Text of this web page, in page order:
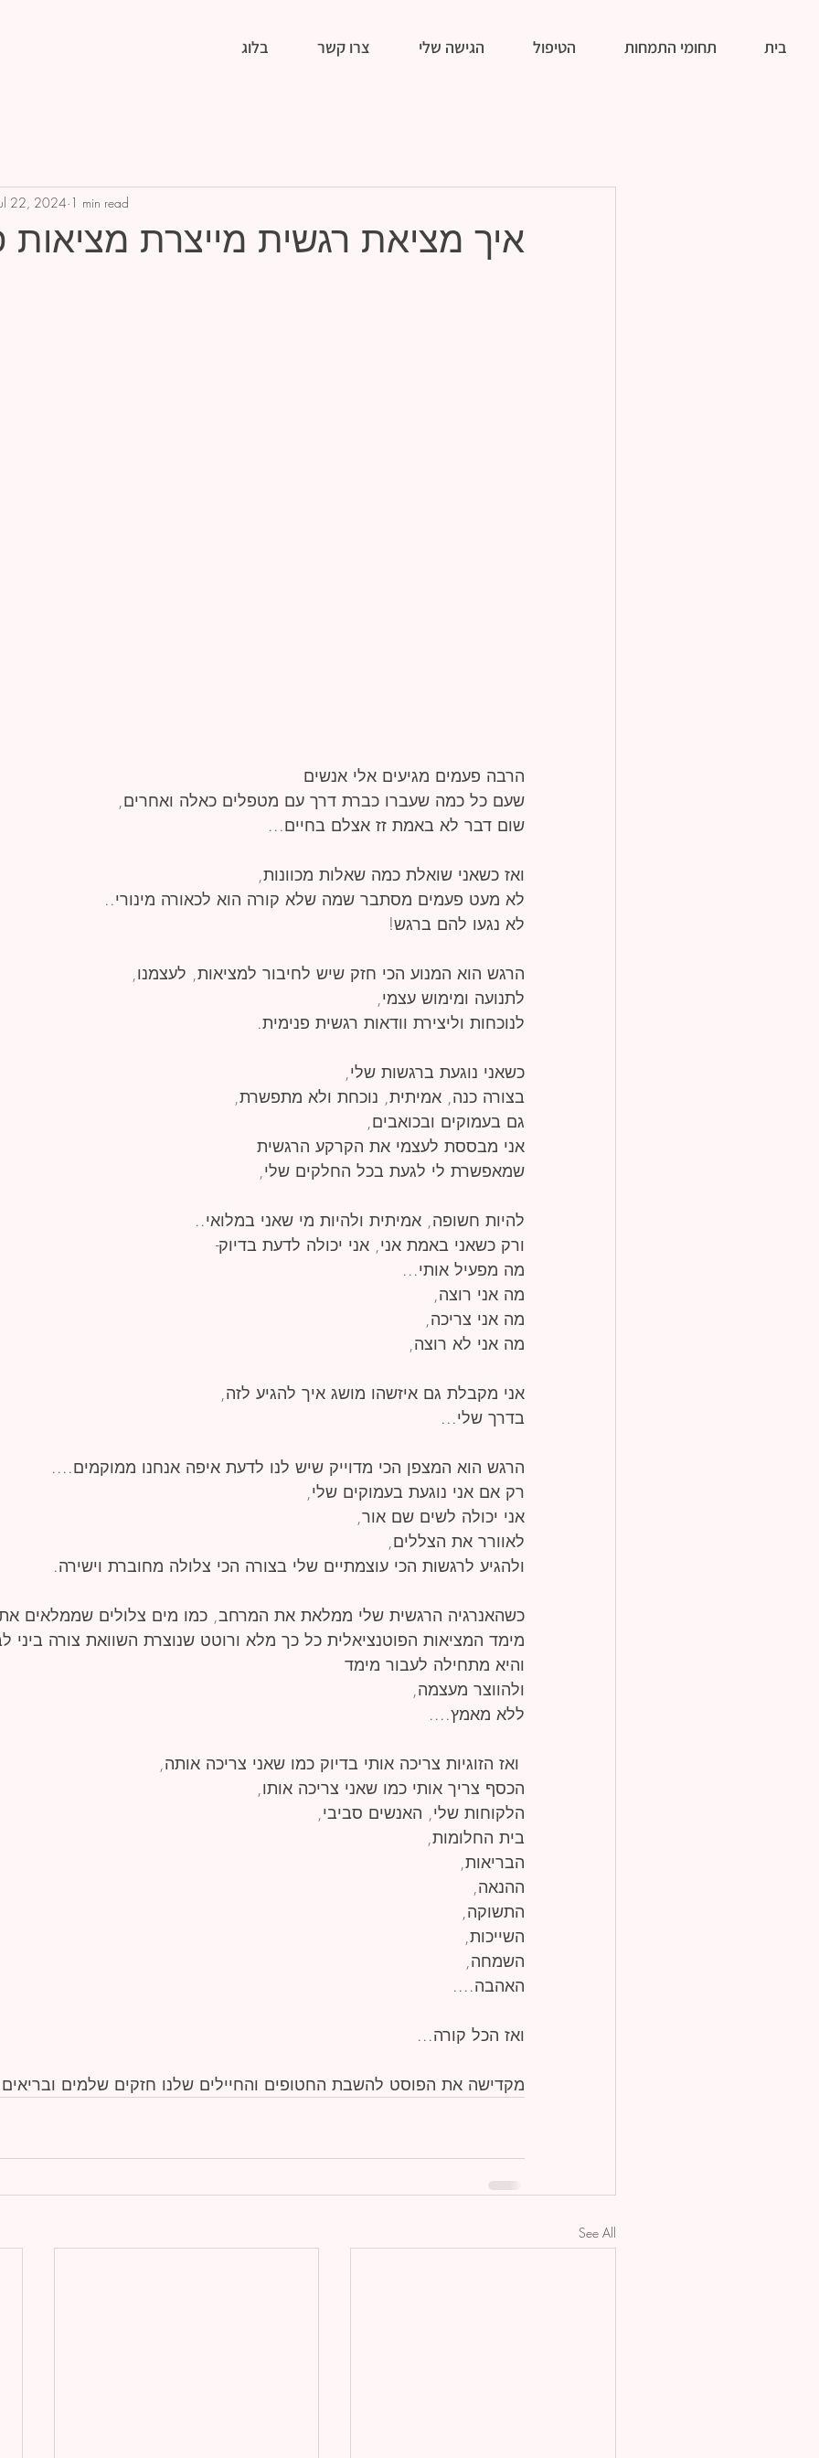
בלוג צרו קשר הגישה שלי הטיפול תחומי התמחות בית
איך מציאת רגשית מייצרת מציאות
22, 2024 1 min read
הרבה פעמים מגיעים אלי אנשים
שעם כל כמה שעברו כברת דרך עם מטפלים כאלה ואחרים,
שום דבר לא באמת זז אצלם בחיים...
ואז כשאני שואלת כמה שאלות מכוונות,
לא מעט פעמים מסתבר שמה שלא קורה הוא לכאורה מינורי..
לא נגעו להם ברגש!
הרגש הוא המנוע הכי חזק שיש לחיבור למציאות, לעצמנו,
לתנועה ומימוש עצמי,
לנוכחות וליצירת וודאות רגשית פנימית.
כשאני נוגעת ברגשות שלי,
בצורה כנה, אמיתית, נוכחת ולא מתפשרת,
גם בעמוקים ובכואבים,
אני מבססת לעצמי את הקרקע הרגשית
שמאפשרת לי לגעת בכל החלקים שלי,
להיות חשופה, אמיתית ולהיות מי שאני במלואי..
ורק כשאני באמת אני, אני יכולה לדעת בדיוק-
מה מפעיל אותי...
מה אני רוצה,
מה אני צריכה,
מה אני לא רוצה,
אני מקבלת גם איזשהו מושג איך להגיע לזה,
בדרך שלי...
הרגש הוא המצפן הכי מדוייק שיש לנו לדעת איפה אנחנו ממוקמים....
רק אם אני נוגעת בעמוקים שלי,
אני יכולה לשים שם אור,
לאוורר את הצללים,
ולהגיע לרגשות הכי עוצמתיים שלי בצורה הכי צלולה מחוברת וישירה.
כשהאנרגיה הרגשית שלי ממלאת את המרחב, כמו מים צלולים שממלאים את
מימד המציאות הפוטנציאלית כל כך מלא ורוטט שנוצרת השוואת צורה ביני
והיא מתחילה לעבור מימד
ולהווצר מעצמה,
ללא מאמץ....
ואז הזוגיות צריכה אותי בדיוק כמו שאני צריכה אותה,
הכסף צריך אותי כמו שאני צריכה אותו,
הלקוחות שלי, האנשים סביבי,
בית החלומות,
הבריאות,
ההנאה,
התשוקה,
השייכות,
השמחה,
האהבה....
ואז הכל קורה...
מקדישה את הפוסט להשבת החטופים והחיילים שלנו חזקים שלמים
See All